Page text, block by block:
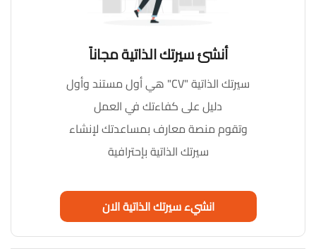
أنشئ سيرتك الذاتية مجاناً
سيرتك الذاتية "CV" هي أول مستند وأول
دليل على كفاءتك في العمل
وتقوم منصة معارف بمساعدتك لإنشاء
سيرتك الذاتية بإحترافية
انشيء سيرتك الذاتية الان